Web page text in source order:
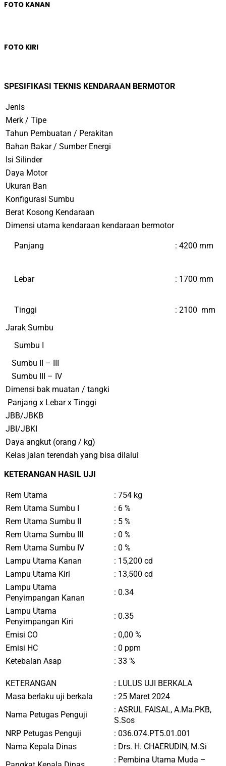
FOTO KANAN
FOTO KIRI
SPESIFIKASI TEKNIS KENDARAAN BERMOTOR
Jenis
Merk / Tipe
Tahun Pembuatan / Perakitan
Bahan Bakar / Sumber Energi
Isi Silinder
Daya Motor
Ukuran Ban
Konfigurasi Sumbu
Berat Kosong Kendaraan
Dimensi utama kendaraan kendaraan bermotor
Panjang : 4200 mm
Lebar : 1700 mm
Tinggi
: 2100 mm
Jarak Sumbu
Sumbu I
Sumbu II – III
Sumbu III – IV
Dimensi bak muatan / tangki
Panjang x Lebar x Tinggi
JBB/JBKB
JBI/JBKI
Daya angkut (orang / kg)
Kelas jalan terendah yang bisa dilalui
KETERANGAN HASIL UJI
Rem Utama : 754 kg
Rem Utama Sumbu I
: 6 %
Rem Utama Sumbu II
: 5 %
Rem Utama Sumbu III
: 0 %
Rem Utama Sumbu IV
: 0 %
Lampu Utama Kanan
: 15,200 cd
Lampu Utama Kiri
: 13,500 cd
Lampu Utama
Penyimpangan Kanan
: 0.34
Lampu Utama
Penyimpangan Kiri
: 0.35
Emisi CO
: 0,00 %
Emisi HC
: 0 ppm
Ketebalan Asap
: 33 %
KETERANGAN : LULUS UJI BERKALA
Masa berlaku uji berkala
: 25 Maret 2024
Nama Petugas Penguji
: ASRUL FAISAL, A.Ma.PKB,
S.Sos
NRP Petugas Penguji
: 036.074.PT5.01.001
Nama Kepala Dinas
: Drs. H. CHAERUDIN, M.Si
: Pembina Utama Muda –